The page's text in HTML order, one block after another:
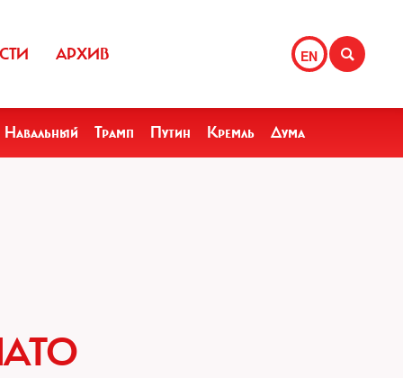
EN
АРХИВ
Навальный Трамп Путин Кремль Дума